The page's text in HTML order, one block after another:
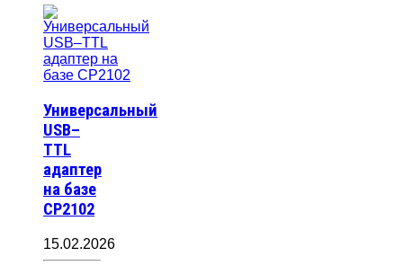
Универсальный
USB–
TTL
адаптер
на базе
CP2102
15.02.2026